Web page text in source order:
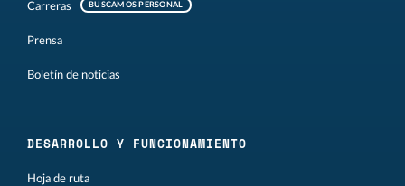
Carreras BUSCAMOS PERSONAL
Prensa
Boletín de noticias
DESARROLLO Y FUNCIONAMIENTO
Hoja de ruta